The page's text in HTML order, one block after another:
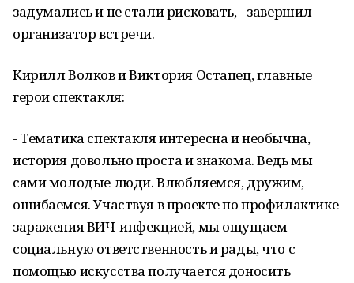
задумались и не стали рисковать, - завершил
организатор встречи.
Кирилл Волков и Виктория Остапец, главные
герои спектакля:
- Тематика спектакля интересна и необычна,
история довольно проста и знакома. Ведь мы
сами молодые люди. Влюбляемся, дружим,
ошибаемся. Участвуя в проекте по профилактике
заражения ВИЧ-инфекцией, мы ощущаем
социальную ответственность и рады, что с
помощью искусства получается доносить